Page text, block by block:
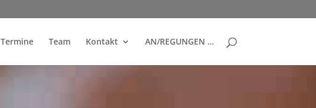
Termine Team Kontakt AN/REGUNGEN …